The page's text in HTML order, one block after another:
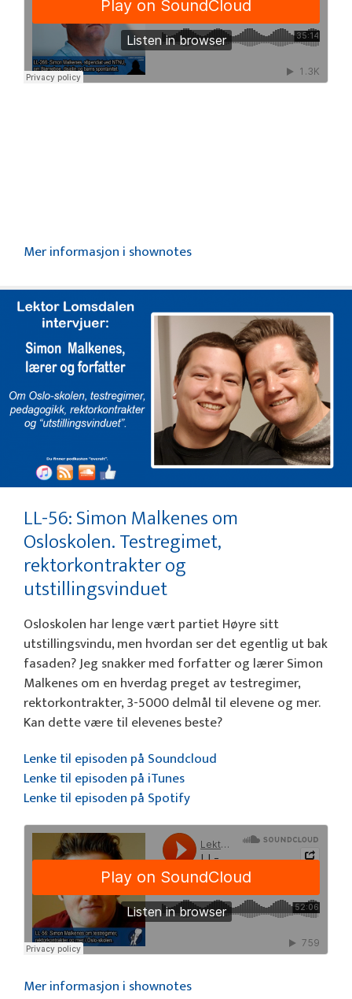
Mer informasjon i shownotes
LL-56: Simon Malkenes om
Osloskolen. Testregimet,
rektorkontrakter og
utstillingsvinduet
Osloskolen har lenge vært partiet Høyre sitt
utstillingsvindu, men hvordan ser det egentlig ut bak
fasaden? Jeg snakker med forfatter og lærer Simon
Malkenes om en hverdag preget av testregimer,
rektorkontrakter, 3-5000 delmål til elevene og mer.
Kan dette være til elevenes beste?
Lenke til episoden på Soundcloud
Lenke til episoden på iTunes
Lenke til episoden på Spotify
Mer informasjon i shownotes